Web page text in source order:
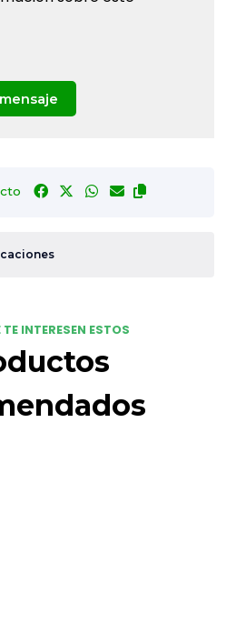
TE INTERESEN ESTOS